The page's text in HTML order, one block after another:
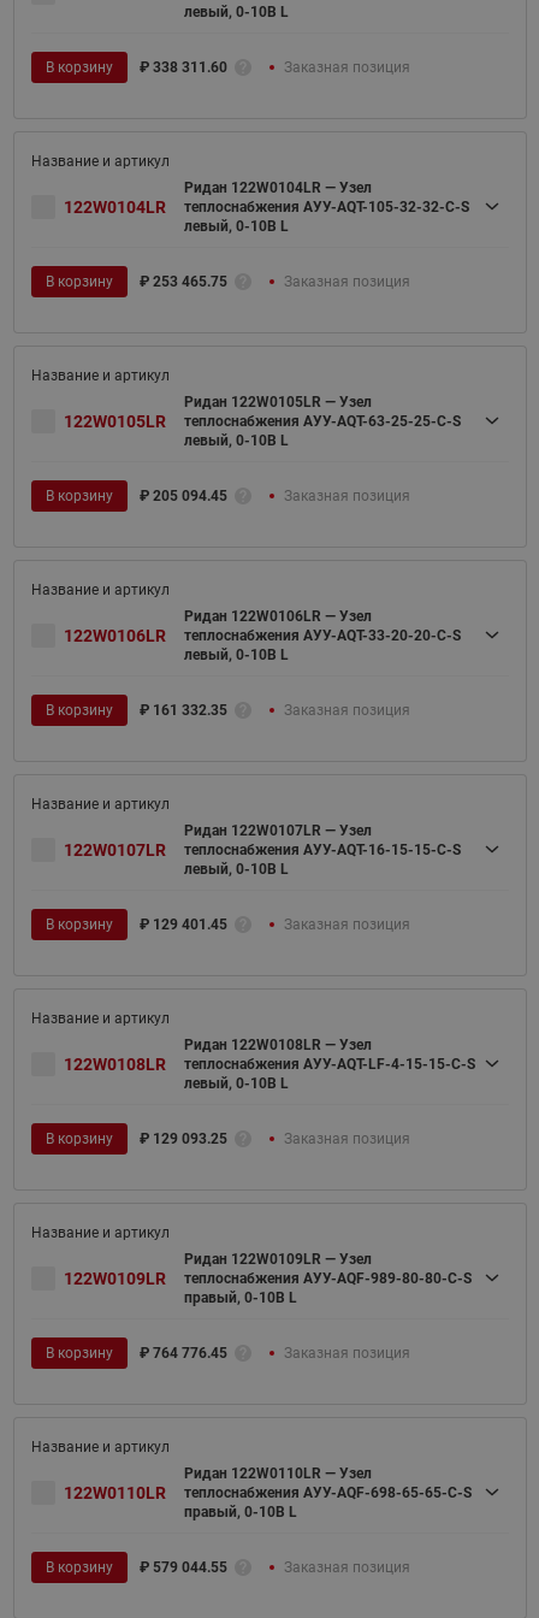
левый, 0-10В L
В корзину ₽ 338 311.60 Заказная позиция
122W0104LR
Ридан 122W0104LR — Узел
теплоснабжения АУУ-AQT-105-32-32-C-S
левый, 0-10В L
В корзину ₽ 253 465.75 Заказная позиция
122W0105LR
Ридан 122W0105LR — Узел
теплоснабжения АУУ-AQT-63-25-25-C-S
левый, 0-10В L
В корзину ₽ 205 094.45 Заказная позиция
122W0106LR
Ридан 122W0106LR — Узел
теплоснабжения АУУ-AQT-33-20-20-C-S
левый, 0-10В L
В корзину ₽ 161 332.35 Заказная позиция
122W0107LR
Ридан 122W0107LR — Узел
теплоснабжения АУУ-AQT-16-15-15-C-S
левый, 0-10В L
В корзину ₽ 129 401.45 Заказная позиция
122W0108LR
Ридан 122W0108LR — Узел
теплоснабжения АУУ-AQT-LF-4-15-15-C-S
левый, 0-10В L
В корзину ₽ 129 093.25 Заказная позиция
122W0109LR
Ридан 122W0109LR — Узел
теплоснабжения АУУ-AQF-989-80-80-C-S
правый, 0-10В L
В корзину ₽ 764 776.45 Заказная позиция
122W0110LR
Ридан 122W0110LR — Узел
теплоснабжения АУУ-AQF-698-65-65-C-S
правый, 0-10В L
В корзину ₽ 579 044.55 Заказная позиция